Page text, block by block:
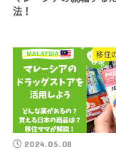
法！
移住
2024.05.08